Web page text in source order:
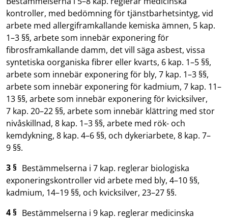
kontroller, med bedömning för tjänstbarhetsintyg, vid
arbete med allergiframkallande kemiska ämnen, 5 kap.
1–3 §§, arbete som innebär exponering för
fibrosframkallande damm, det vill säga asbest, vissa
syntetiska oorganiska fibrer eller kvarts, 6 kap. 1–5 §§,
arbete som innebär exponering för bly, 7 kap. 1–3 §§,
arbete som innebär exponering för kadmium, 7 kap. 11–
13 §§, arbete som innebär exponering för kvicksilver,
7 kap. 20–22 §§, arbete som innebär klättring med stor
nivåskillnad, 8 kap. 1–3 §§, arbete med rök- och
kemdykning, 8 kap. 4–6 §§, och dykeriarbete, 8 kap. 7–
9 §§.
3 § Bestämmelserna i 7 kap. reglerar biologiska
exponeringskontroller vid arbete med bly, 4–10 §§,
kadmium, 14–19 §§, och kvicksilver, 23–27 §§.
4 § Bestämmelserna i 9 kap. reglerar medicinska